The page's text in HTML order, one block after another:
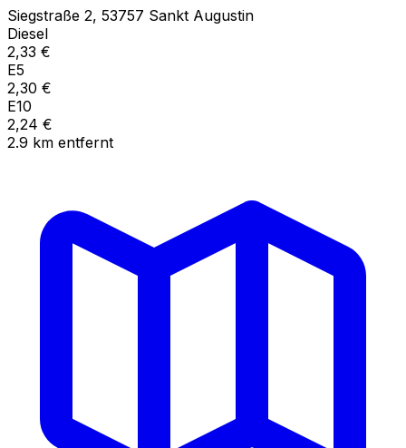
Siegstraße 2, 53757 Sankt Augustin
Diesel
2,33 €
E5
2,30 €
E10
2,24 €
2.9 km entfernt